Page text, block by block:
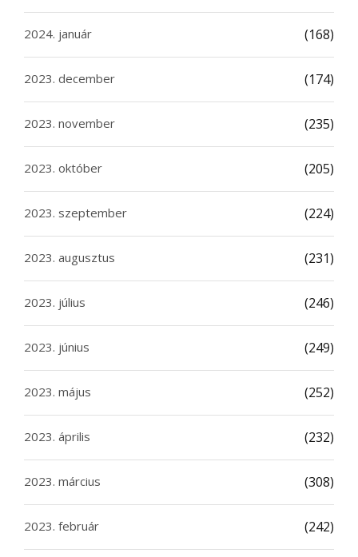
2024. január (168)
2023. december (174)
2023. november (235)
2023. október (205)
2023. szeptember (224)
2023. augusztus (231)
2023. július (246)
2023. június (249)
2023. május (252)
2023. április (232)
2023. március (308)
2023. február (242)